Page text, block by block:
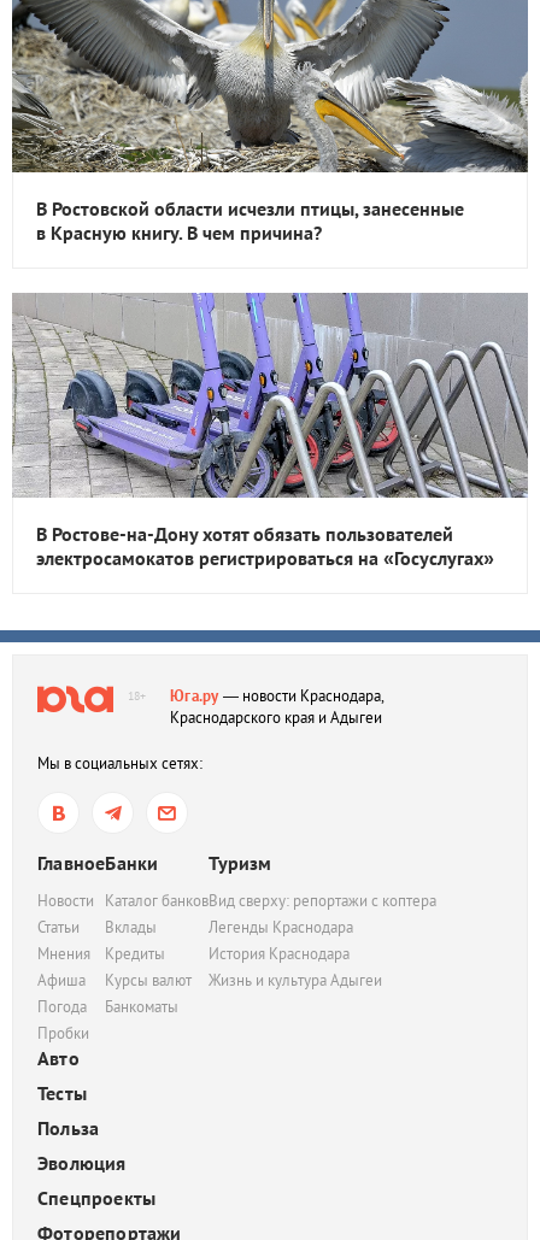
В Ростовской области исчезли птицы, занесенные
в Красную книгу. В чем причина?
В Ростове-на-Дону хотят обязать пользователей
электросамокатов регистрироваться на «Госуслугах»
18+ Юга.ру— новости Краснодара,
Краснодарского края и Адыгеи
Мы в социальных сетях:
Главное
Новости
Статьи
Мнения
Афиша
Погода
Пробки
Банки
Каталог банков
Вклады
Кредиты
Курсы валют
Банкоматы
Туризм
Вид сверху: репортажи с коптера
Легенды Краснодара
История Краснодара
Жизнь и культура Адыгеи
Авто
Тесты
Польза
Эволюция
Спецпроекты
Фоторепортажи